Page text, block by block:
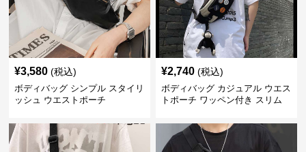
¥3,580 (税込)
ボディバッグ シンプル スタイリ
ッシュ ウエストポーチ
¥2,740 (税込)
ボディバッグ カジュアル ウエス
トポーチ ワッペン付き スリム